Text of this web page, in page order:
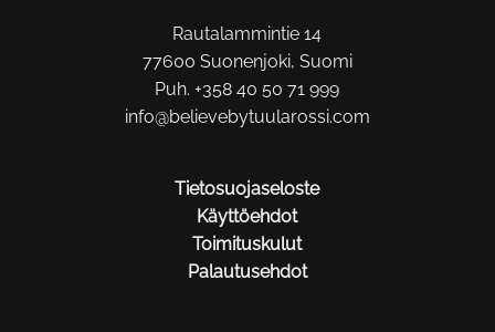
Rautalammintie 14
77600 Suonenjoki, Suomi
Puh. +358 40 50 71 999
info@believebytuularossi.com
Tietosuojaseloste
Käyttöehdot
Toimituskulut
Palautusehdot